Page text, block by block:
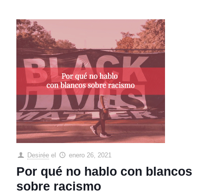
Desirée el enero 26, 2021
Por qué no hablo con blancos
sobre racismo